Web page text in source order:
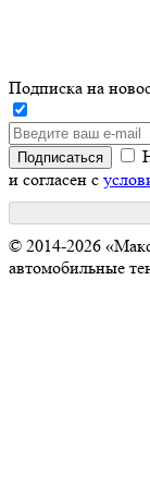
Подписка на
и согласен с
© 2014-2026
автомобильные